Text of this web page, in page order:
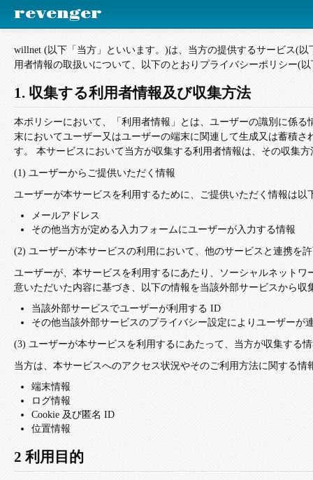
revenger
willnet (以下「当方」といいます。)は、当方の提供するサービス(
用者情報の取扱いについて、以下のとおりプライバシーポリシー(
1. 収集する利用者情報及び収集方法
本ポリシーにおいて、「利用者情報」とは、ユーザーの識別に係
末においてユーザー又はユーザーの端末に関連して生成又は蓄積
す。 本サービスにおいて当方が収集する利用者情報は、その収集
(1) ユーザーからご提供いただく情報
ユーザーが本サービスを利用するために、ご提供いただく情報は以
メールアドレス
その他当方が定める入力フォームにユーザーが入力する情報
(2) ユーザーが本サービスの利用において、他のサービスと連携を
ユーザーが、本サービスを利用するにあたり、ソーシャルネット
意いただいた内容に基づき、以下の情報を当該外部サービスから収
当該外部サービスでユーザーが利用する ID
その他当該外部サービスのプライバシー設定によりユーザーが
(3) ユーザーが本サービスを利用するにあたって、当方が収集する
当方は、本サービスへのアクセス状況やそのご利用方法に関する
端末情報
ログ情報
Cookie 及び匿名 ID
位置情報
2 利用目的